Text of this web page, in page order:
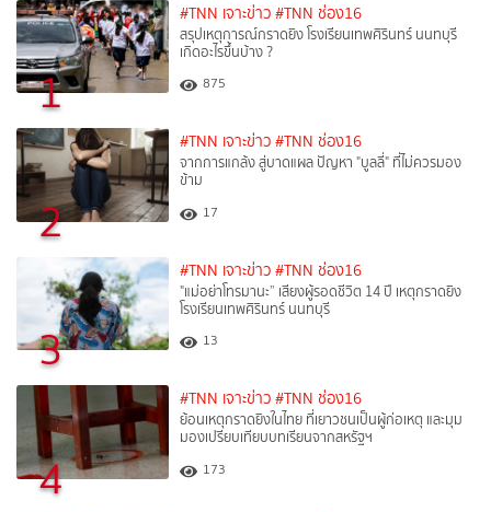
1
#TNN เจาะข่าว #TNN ช่อง16
สรุปเหตุการณ์กราดยิง โรงเรียนเทพศิรินทร์ นนทบุรี
เกิดอะไรขึ้นบ้าง ?
875
2
#TNN เจาะข่าว #TNN ช่อง16
จากการแกล้ง สู่บาดแผล ปัญหา "บูลลี่" ที่ไม่ควรมอง
ข้าม
17
3
#TNN เจาะข่าว #TNN ช่อง16
"แม่อย่าโทรมานะ” เสียงผู้รอดชีวิต 14 ปี เหตุกราดยิง
โรงเรียนเทพศิรินทร์ นนทบุรี
13
4
#TNN เจาะข่าว #TNN ช่อง16
ย้อนเหตุกราดยิงในไทย ที่เยาวชนเป็นผู้ก่อเหตุ และมุม
มองเปรียบเทียบบทเรียนจากสหรัฐฯ
173